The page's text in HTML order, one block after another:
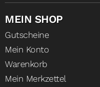
MEIN SHOP
Gutscheine
Mein Konto
Warenkorb
Mein Merkzettel